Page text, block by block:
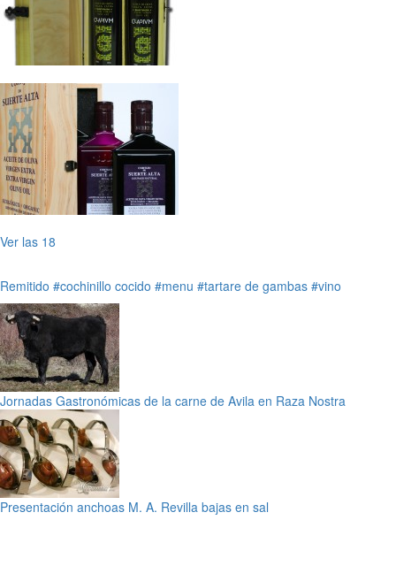
Ver las 18
Remitido #cochinillo cocido #menu #tartare de gambas #vino
Jornadas Gastronómicas de la carne de Avila en Raza Nostra
Presentación anchoas M. A. Revilla bajas en sal